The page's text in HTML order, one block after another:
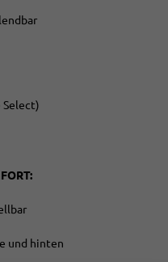
Select)
und hinten